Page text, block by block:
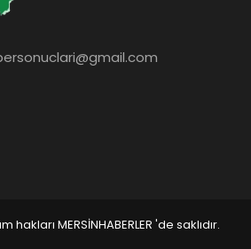
MERSİNHABERLER 'de saklıdır.